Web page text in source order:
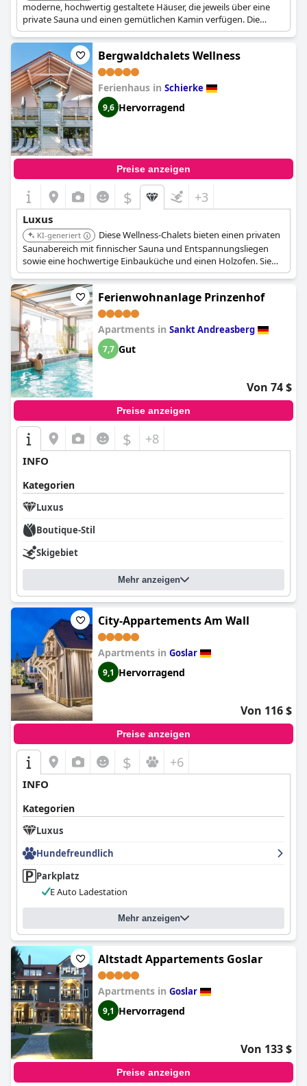
moderne, hochwertig gestaltete Häuser, die jeweils über eine
private Sauna und einen gemütlichen Kamin verfügen. Die
geräumigen und komfortablen Unterkünfte umfassen zwei
Badezimmer und voll ausgestattete Küchen, die einen
verwöhnenden Aufenthalt bieten.Bergwaldchalets Wellness
Ferienhaus in Schierke
9,6 Hervorragend
Preise anzeigen
$ +3
Luxus
KI-generiert
Diese Wellness-Chalets bieten einen privaten
Saunabereich mit finnischer Sauna und Entspannungsliegen
sowie eine hochwertige Einbauküche und einen Holzofen. Sie
bieten einen modernen Stilmix mit Fußbodenheizung und
sorgen so für ein komfortables und entspannendes High-End-
Erlebnis.
Ferienwohnanlage Prinzenhof
Apartments in Sankt Andreasberg
7,7 Gut
Von 74 $
Preise anzeigen
$ +8
INFO
Kategorien
Luxus
Boutique-Stil
Skigebiet
Mehr anzeigen
City-Appartements Am Wall
Apartments in Goslar
9,1 Hervorragend
Von 116 $
Preise anzeigen
$ +6
INFO
Kategorien
Luxus
Hundefreundlich
Parkplatz
E Auto Ladestation
Mehr anzeigen
Altstadt Appartements Goslar
Apartments in Goslar
9,1 Hervorragend
Von 133 $
Preise anzeigen